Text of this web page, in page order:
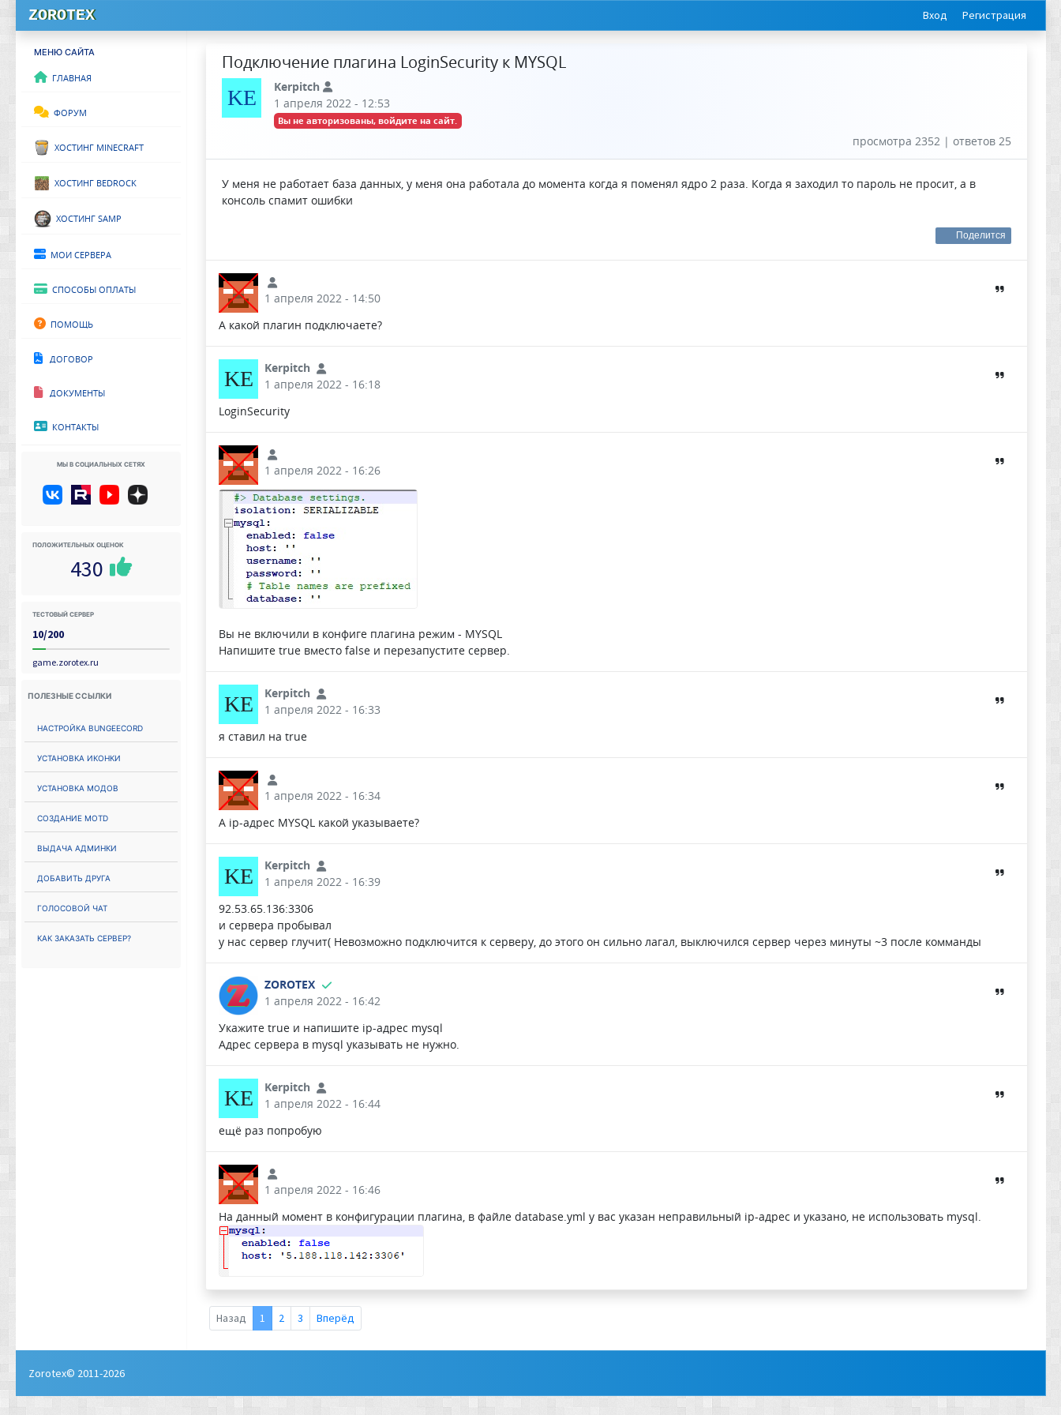
ZOROTEX Вход Регистрация
МЕНЮ САЙТА
Главная
Форум
Хостинг Minecraft
Хостинг Bedrock
Хостинг SAMP
Мои сервера
Способы оплаты
Помощь
Договор
Документы
Контакты
Мы в социальных сетях
Положительных оценок
430
Тестовый сервер
10/200
game.zorotex.ru
Полезные ссылки
Настройка Bungeecord
Установка иконки
Установка модов
Создание MOTD
Выдача админки
Добавить друга
Голосовой чат
Как заказать сервер?
Подключение плагина LoginSecurity к MYSQL
KE
Kerpitch
1 апреля 2022 - 12:53
Вы не авторизованы, войдите на сайт.
просмотра 2352 | ответов 25
У меня не работает база данных, у меня она работала до момента когда я поменял ядро 2 раза. Когда я заходил то пароль не просит, а в
консоль спамит ошибки
Поделится
1 апреля 2022 - 14:50
А какой плагин подключаете?
KE
Kerpitch
1 апреля 2022 - 16:18
LoginSecurity
1 апреля 2022 - 16:26
Вы не включили в конфиге плагина режим - MYSQL
Напишите true вместо false и перезапустите сервер.
KE
Kerpitch
1 апреля 2022 - 16:33
я ставил на true
1 апреля 2022 - 16:34
А ip-адрес MYSQL какой указываете?
KE
Kerpitch
1 апреля 2022 - 16:39
92.53.65.136:3306
и сервера пробывал
у нас сервер глучит( Невозможно подключится к серверу, до этого он сильно лагал, выключился сервер через минуты ~3 после комманды
ZOROTEX
1 апреля 2022 - 16:42
Укажите true и напишите ip-адрес mysql
Адрес сервера в mysql указывать не нужно.
KE
Kerpitch
1 апреля 2022 - 16:44
ещё раз попробую
1 апреля 2022 - 16:46
На данный момент в конфигурации плагина, в файле database.yml у вас указан неправильный ip-адрес и указано, не использовать mysql.
Назад 1 2 3 Вперёд
Zorotex© 2011-2026